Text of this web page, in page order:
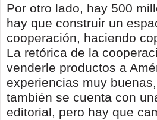
Por otro lado, hay 500
hay que construir un
cooperación, haciendo
La retórica de la
venderle productos a
experiencias muy
también se cuenta con
editorial, pero hay que